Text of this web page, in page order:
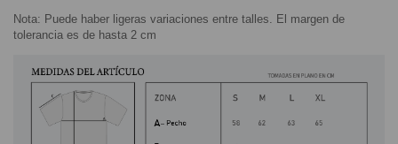
Nota: Puede haber ligeras variaciones entre talles. El margen de
tolerancia es de hasta 2 cm